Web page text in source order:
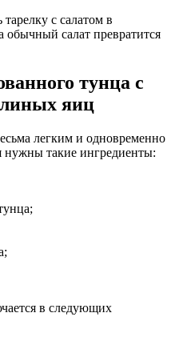
с салатом в
обычный салат превратится
тунца с
яиц
легким и одновременно
нужны такие ингредиенты:
в следующих